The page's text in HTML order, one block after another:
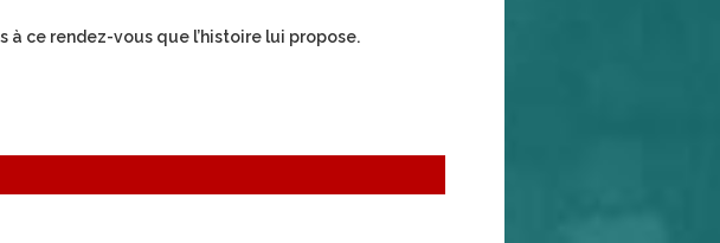
à ce rendez-vous que l’histoire lui propose.